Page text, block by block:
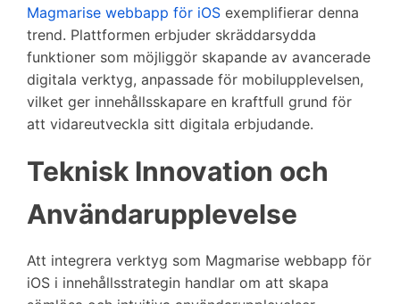
Magmarise webbapp för iOS exemplifierar denna
trend. Plattformen erbjuder skräddarsydda
funktioner som möjliggör skapande av avancerade
digitala verktyg, anpassade för mobilupplevelsen,
vilket ger innehållsskapare en kraftfull grund för
att vidareutveckla sitt digitala erbjudande.
Teknisk Innovation och
Användarupplevelse
Att integrera verktyg som Magmarise webbapp för
iOS i innehållsstrategin handlar om att skapa